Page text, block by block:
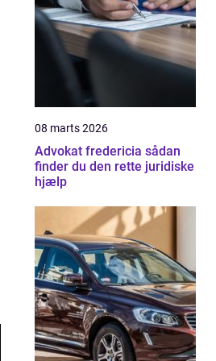
08 marts 2026
Advokat fredericia sådan
finder du den rette juridiske
hjælp